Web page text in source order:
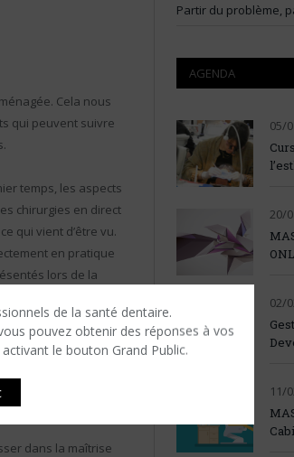
de la santé dentaire.
pouvez obtenir des réponses à vos
le bouton Grand Public.
Cela nous
qui peuvent suivre
temps, les aspects
chirurgies en direct
qui vient d’être vu.
en pratique
lors de la
en petit groupe
très intenses, avec
extrêmement
dire que je ne sais
pendant
dans la maîtrise
Partir du problème,
AGENDA
05/
20/
02/
11/